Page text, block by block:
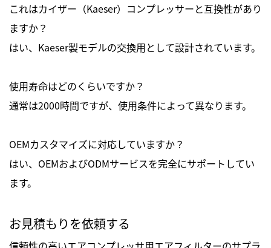
これはカイザー（Kaeser）コンプレッサーと互換性があり
ますか？
はい、Kaeser製モデルの交換用として設計されています。
使用寿命はどのくらいですか？
通常は2000時間ですが、使用条件によって異なります。
OEMカスタマイズに対応していますか？
はい、OEMおよびODMサービスを完全にサポートしてい
ます。
お見積もりを依頼する